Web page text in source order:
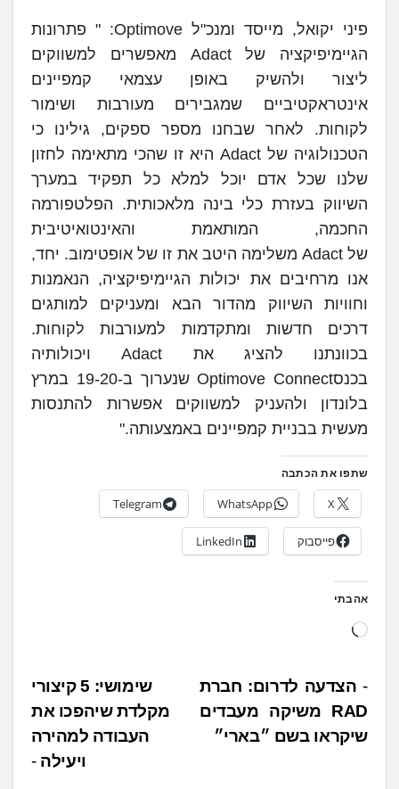
פיני יקואל, מייסד ומנכ"ל Optimove: " פתרונות
הגיימיפיקציה של Adact מאפשרים למשווקים
ליצור ולהשיק באופן עצמאי קמפיינים
אינטראקטיביים שמגבירים מעורבות ושימור
לקוחות. לאחר שבחנו מספר ספקים, גילינו כי
הטכנולוגיה של Adact היא זו שהכי מתאימה לחזון
שלנו שכל אדם יוכל למלא כל תפקיד במערך
השיווק בעזרת כלי בינה מלאכותית. הפלטפורמה
החכמה, המותאמת והאינטואיטיבית
של Adact משלימה היטב את זו של אופטימוב. יחד,
אנו מרחיבים את יכולות הגיימיפיקציה, הנאמנות
וחוויות השיווק מהדור הבא ומעניקים למותגים
דרכים חדשות ומתקדמות למעורבות לקוחות.
בכוונתנו להציג את Adact ויכולותיה
בכנסOptimove Connect שנערוך ב-19-20 במרץ
בלונדון ולהעניק למשווקים אפשרות להתנסות
מעשית בבניית קמפיינים באמצעותה."
שתפו את הכתבה
X
WhatsApp
Telegram
פייסבוק LinkedIn
אהבתי
ט
ן נ
י
ו
שימושי: 5 קיצורי
מקלדת שיהפכו את
העבודה למהירה
ויעילה
הצדעה לדרום: חברת
RAD משיקה מעבדים
שיקראו בשם ״בארי״